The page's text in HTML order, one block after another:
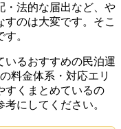
・法的な届出など、や
のは大変です。そこ
す。
いるおすすめの民泊運
料金体系・対応エリ
すくまとめているの
にしてください。